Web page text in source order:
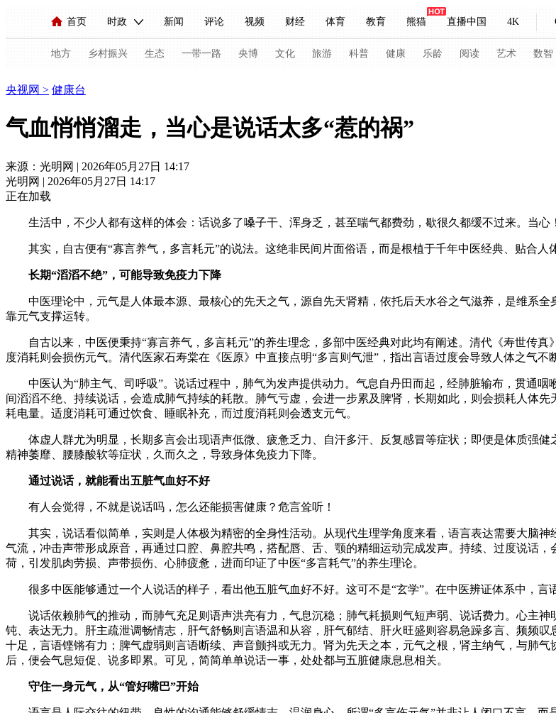
首页 时政 新闻 评论 视频 财经 体育 教育 熊猫 直播中国 4K
人民领袖习近平 联播+ 中国领导人 央视快评 习式妙语 热解读 天天学习
直播 栏目大全 节目单 听音 微视频 主持人 下载央视影音
海外频道 iPanda English Монгол
地方 乡村振兴 生态 一带一路 央博 文化 旅游 科普 健康 乐龄 阅读 艺术 数智
新闻 国内 国际
人民领袖习近平
视频 小央视频 小央直播 直播中国 熊猫频道 VR/AR 4K专区 全景新闻
现场 前线 比划 快看 蓝海中国 新兵请入列 人生第一次 人生第二次
体育 直播 竞猜 2026年世界杯
VIP会员 CCTV奥林匹克频道 生活体育大会 体育江湖 文化体育 冰雪道路 足球道路
财经 教育 乡村振兴 生态环境 一带一路 央博 非遗 文化 旅游 科普 健康
大国智造 大国展会 大国保险 云顶对话 云起 超级工厂 智敬中国 全民健康 颜
CCTV.节目官网 直播 节目单 栏目 片库
央视网 > 健康台
气血悄悄溜走，当心是说话太多“惹的祸”
来源：光明网 | 2026年05月27日 14:17
光明网 | 2026年05月27日 14:17
正在加载
生活中，不少人都有这样的体会：话说多了嗓子干、浑身乏，甚至喘气都费劲，歇很久都缓不过来。当心
其实，自古便有“寡言养气，多言耗元”的说法。这绝非民间片面俗语，而是根植于千年中医经典、贴合人
长期“滔滔不绝”，可能导致免疫力下降
中医理论中，元气是人体最本源、最核心的先天之气，源自先天肾精，依托后天水谷之气滋养，是维系
靠元气支撑运转。
自古以来，中医便秉持“寡言养气，多言耗元”的养生理念，多部中医经典对此均有阐述。清代《寿世传
度消耗则会损伤元气。清代医家石寿棠在《医原》中直接点明“多言则气泄”，指出言语过度会导致人体之气不
中医认为“肺主气、司呼吸”。说话过程中，肺气为发声提供动力。气息自丹田而起，经肺脏输布，贯通
间滔滔不绝、持续说话，会造成肺气持续的耗散。肺气亏虚，会进一步累及脾肾，长期如此，则会损耗人体
耗电量。适度消耗可通过饮食、睡眠补充，而过度消耗则会透支元气。
体虚人群尤为明显，长期多言会出现语声低微、疲惫乏力、自汗多汗、反复感冒等症状；即便是体质强
精神萎靡、腰膝酸软等症状，久而久之，导致身体免疫力下降。
通过说话，就能看出五脏气血好不好
有人会觉得，不就是说话吗，怎么还能损害健康？危言耸听！
其实，说话看似简单，实则是人体极为精密的全身性活动。从现代生理学角度来看，语言表达需要大脑
气流，冲击声带形成原音，再通过口腔、鼻腔共鸣，搭配唇、舌、颚的精细运动完成发声。持续、过度说话
荷，引发肌肉劳损、声带损伤、心肺疲惫，进而印证了中医“多言耗气”的养生理论。
很多中医能够通过一个人说话的样子，看出他五脏气血好不好。这可不是“玄学”。在中医辨证体系中，言
说话依赖肺气的推动，而肺气充足则语声洪亮有力，气息沉稳；肺气耗损则气短声弱、说话费力。心主
钝、表达无力。肝主疏泄调畅情志，肝气舒畅则言语温和从容，肝气郁结、肝火旺盛则容易急躁多言、频频
十足，言语铿锵有力；脾气虚弱则言语断续、声音颤抖或无力。肾为先天之本，元气之根，肾主纳气，与肺
后，便会气息短促、说多即累。可见，简简单单说话一事，处处都与五脏健康息息相关。
守住一身元气，从“管好嘴巴”开始